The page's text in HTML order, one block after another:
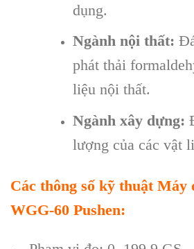
dụng.
Ngành nội thất:
phát thải
liệu nội thất.
Ngành xây dựng:
lượng của các vật
Các thông số kỹ thuậtMáy
WGG-60 Pushen: